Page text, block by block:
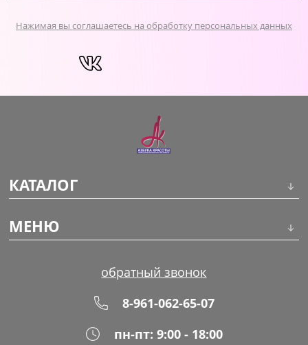
Нажимая вы соглашаетесь на обработку персональных данных
КАТАЛОГ
Макияж
МЕНЮ
обратный звонок
8-961-062-65-07
пн-пт: 9:00 - 18:00